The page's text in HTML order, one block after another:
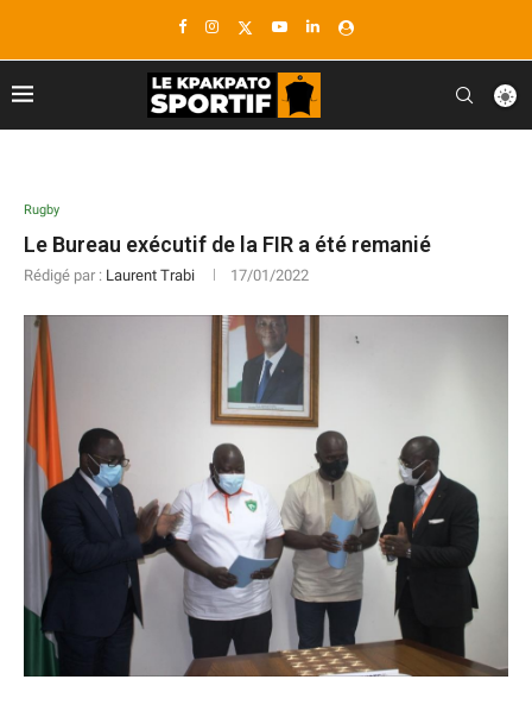
Rugby
Le Bureau exécutif de la FIR a été remanié
Rédigé par : Laurent Trabi 17/01/2022